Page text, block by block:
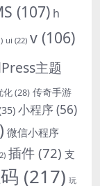
(107) h
ui (22) v (106)
主题
化(28) 传奇手游
小程序(56)
微信小程序
插件 (72) 支
(217) 玩